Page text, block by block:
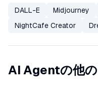
DALL-E Midjourney
NightCafe Creator
AI Agentの他